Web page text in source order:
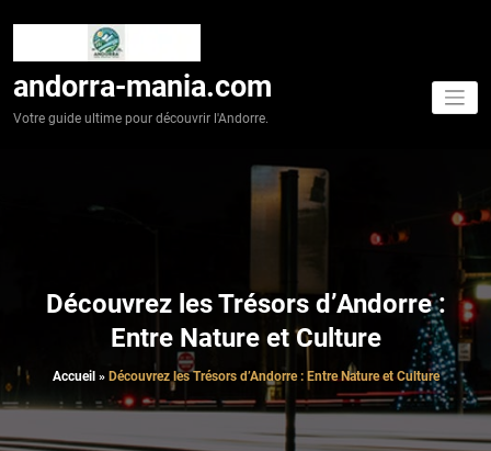
andorra-mania.com
Votre guide ultime pour découvrir l'Andorre.
Découvrez les Trésors d’Andorre :
Entre Nature et Culture
Accueil » Découvrez les Trésors d’Andorre : Entre Nature et Culture